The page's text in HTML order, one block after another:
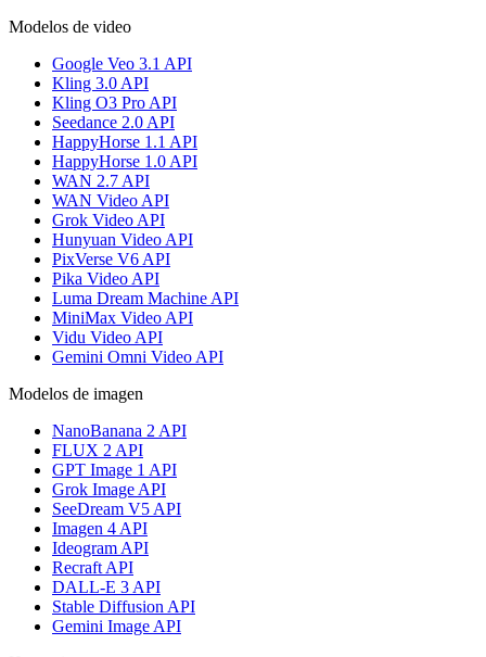
Modelos de video
Google Veo 3.1 API
Kling 3.0 API
Kling O3 Pro API
Seedance 2.0 API
HappyHorse 1.1 API
HappyHorse 1.0 API
WAN 2.7 API
WAN Video API
Grok Video API
Hunyuan Video API
PixVerse V6 API
Pika Video API
Luma Dream Machine API
MiniMax Video API
Vidu Video API
Gemini Omni Video API
Modelos de imagen
NanoBanana 2 API
FLUX 2 API
GPT Image 1 API
Grok Image API
SeeDream V5 API
Imagen 4 API
Ideogram API
Recraft API
DALL-E 3 API
Stable Diffusion API
Gemini Image API